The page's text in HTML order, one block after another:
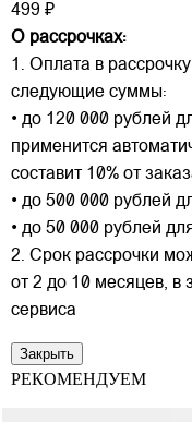
499 ₽
О рассрочках:
1. Оплата в
следующие суммы:
• до 120 000 рублей
применится
составит 10% от
• до 500 000 рублей
• до 50 000 рублей
2. Срок рассрочки
от 2 до 10 месяцев, в
сервиса
Закрыть
РЕКОМЕНДУЕМ